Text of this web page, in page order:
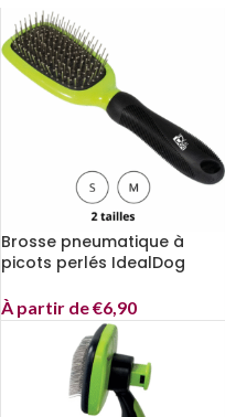
Brosse pneumatique à
picots perlés IdealDog
À partir de€6,90